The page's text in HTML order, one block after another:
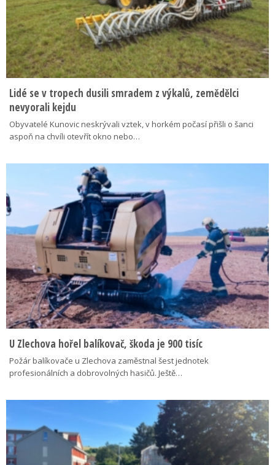
Lidé se v tropech dusili smradem z výkalů, zemědělci
nevyorali kejdu
Obyvatelé Kunovic neskrývali vztek, v horkém počasí přišli o šanci
aspoň na chvíli otevřít okno nebo…
U Zlechova hořel balíkovač, škoda je 900 tisíc
Požár balíkovače u Zlechova zaměstnal šest jednotek
profesionálních a dobrovolných hasičů. Ještě…